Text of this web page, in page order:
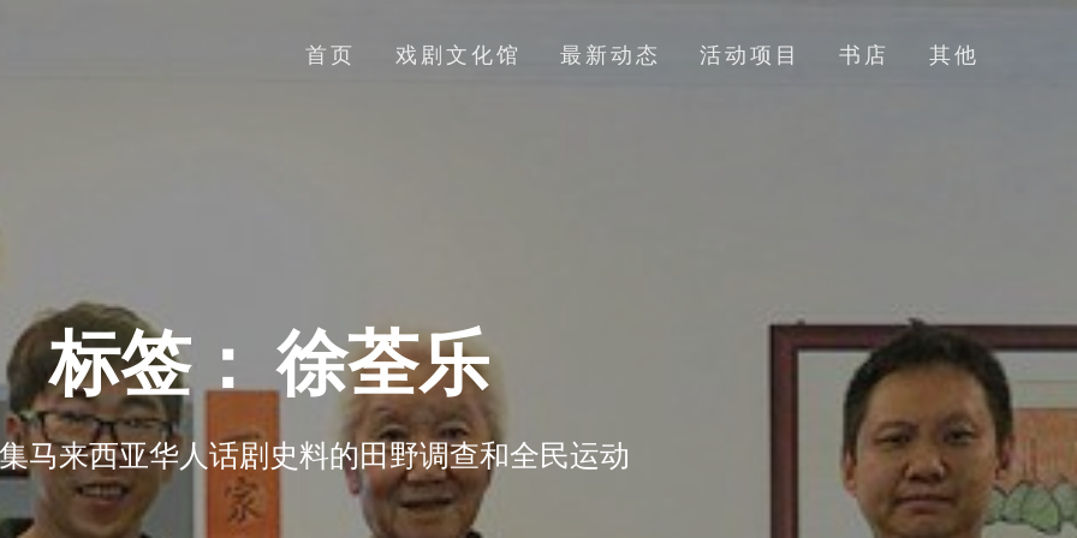
首页 戏剧文化馆 最新动态 活动项目 书店 其他
标签：徐荃乐
马来西亚华人话剧史料的田野调查和全民运动